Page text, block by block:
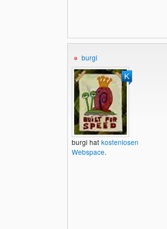
burgi
burgi hat kostenlosen
Webspace.